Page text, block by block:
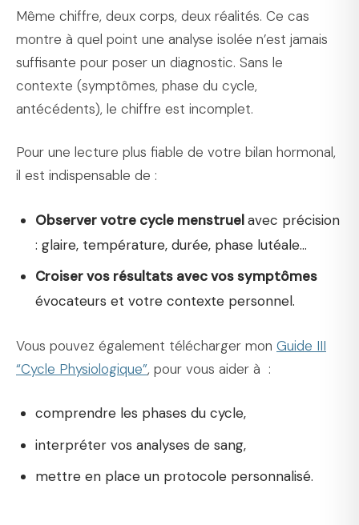
Même chiffre, deux corps, deux réalités. Ce cas
montre à quel point une analyse isolée n’est jamais
suffisante pour poser un diagnostic. Sans le
contexte (symptômes, phase du cycle,
antécédents), le chiffre est incomplet.
Pour une lecture plus fiable de votre bilan hormonal,
il est indispensable de :
Observer votre cycle menstruelavec précision
: glaire, température, durée, phase lutéale…
Croiser vos résultats avec vos symptômes
évocateurs et votre contexte personnel.
Vous pouvez également télécharger mon Guide III
“Cycle Physiologique”, pour vous aider à :
comprendre les phases du cycle,
interpréter vos analyses de sang,
mettre en place un protocole personnalisé.